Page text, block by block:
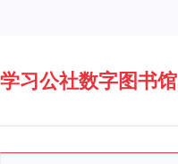
学习公社数字图书馆